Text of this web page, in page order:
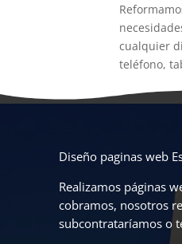
cualquier
teléfono,
Diseño paginas web
Realizamos páginas
cobramos, nosotros
subcontrataríamos o